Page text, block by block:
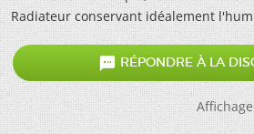
Radiateur conservant idéalement
 RÉPONDRE À LA